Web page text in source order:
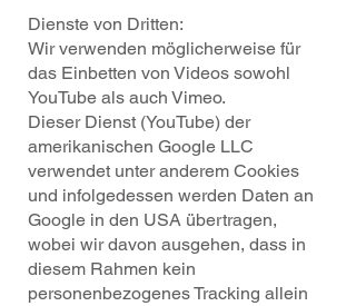
Dienste von Dritten:
Wir verwenden möglicherweise für
das Einbetten von Videos sowohl
YouTube als auch Vimeo.
Dieser Dienst (YouTube) der
amerikanischen Google LLC
verwendet unter anderem Cookies
und infolgedessen werden Daten an
Google in den USA übertragen,
wobei wir davon ausgehen, dass in
diesem Rahmen kein
personenbezogenes Tracking allein